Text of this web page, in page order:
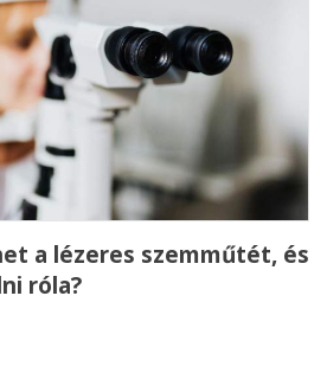
a lézeres szemműtét, és
róla?